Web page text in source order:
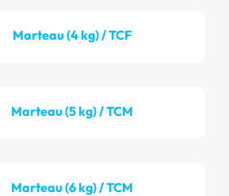
Marteau (4 kg) / TCF
Marteau (5 kg) / TCM
Marteau (6 kg) / TCM